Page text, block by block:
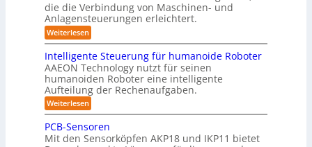
b
o
t
i
k
u
n
d
L
o
g
t
e
r
s
c
h
e
r
B
o
d
e
n
r
o
o
t
c
o
b
o
t
n
E
n
c
y
3
.
0
c
h
e
n
a
u
c
h
i
n
Z
e
i
t
die die Verbindung von Maschinen- und
Anlagensteuerungen erleichtert.
Weiterlesen:
G
e
r
ä
t
e
f
ü
S
y
Intelligente Steuerung für humanoide Roboter
AAEON Technology nutzt für seinen
humanoiden Roboter eine intelligente
Aufteilung der Rechenaufgaben.
Weiterlesen:
I
t
e
PCB-Sensoren
Mit den Sensorköpfen AKP18 und IKP11 bietet